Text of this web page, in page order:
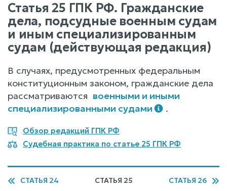
Статья 25 ГПК РФ. Гражданские
дела, подсудные военным судам
и иным специализированным
судам (действующая редакция)
В случаях, предусмотренных федеральным
конституционным законом, гражданские дела
рассматриваются военными и иными
специализированными судами
.
Обзор редакций ГПК РФ
Судебная практика по статье 25 ГПК РФ
СТАТЬЯ 24 СТАТЬЯ 25 СТАТЬЯ 26